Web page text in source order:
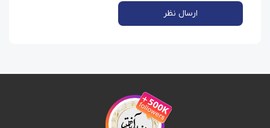
ارسال نظر